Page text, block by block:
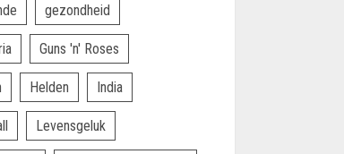
gezondheid
Guns 'n' Roses
Helden India
Levensgeluk